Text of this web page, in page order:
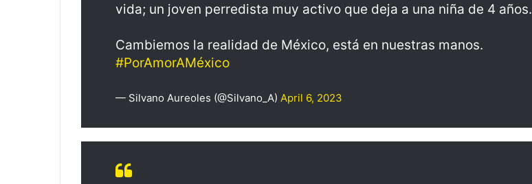
vida; un joven perredista muy activo que deja a una niña de 4 años.
Cambiemos la realidad de México, está en nuestras manos.
#PorAmorAMéxico
— Silvano Aureoles (@Silvano_A) April 6, 2023